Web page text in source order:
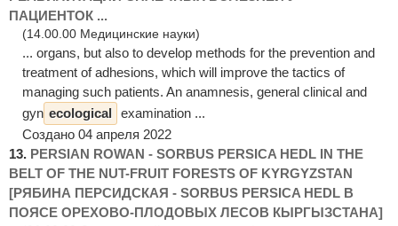
ПАЦИЕНТОК ...
(14.00.00 Медицинские науки)
... organs, but also to develop methods for the prevention and
treatment of adhesions, which will improve the tactics of
managing such patients. An anamnesis, general clinical and
gyn ecological examination ...
Создано 04 апреля 2022
13. PERSIAN ROWAN - SORBUS PERSICA HEDL IN THE
BELT OF THE NUT-FRUIT FORESTS OF KYRGYZSTAN
[РЯБИНА ПЕРСИДСКАЯ - SORBUS PERSICA HEDL В
ПОЯСЕ ОРЕХОВО-ПЛОДОВЫХ ЛЕСОВ КЫРГЫЗСТАНА]